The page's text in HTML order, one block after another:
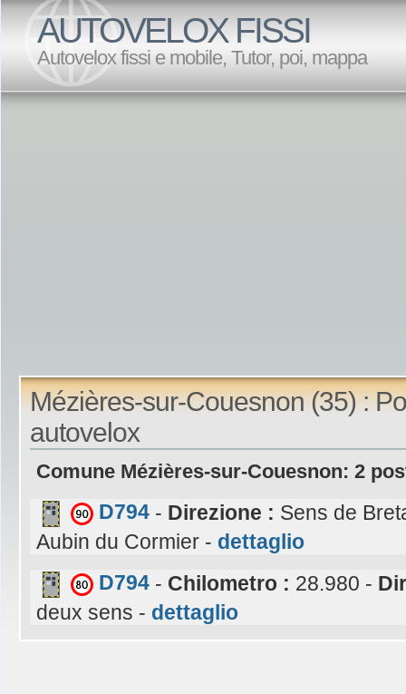
AUTOVELOX FISSI
Autovelox fissi e mobile, Tutor, poi, mappa
Mézières-sur-Couesnon (35) :
autovelox
Comune Mézières-sur-Couesnon: 2
D794 - Direzione : Sens de
Aubin du Cormier - dettaglio
D794 - Chilometro : 28.980 -
deux sens - dettaglio